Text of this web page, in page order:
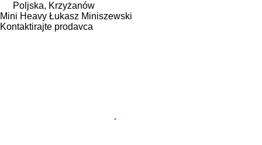
Poljska, Krzyżanów
Mini Heavy Łukasz Miniszewski
Kontaktirajte prodavca